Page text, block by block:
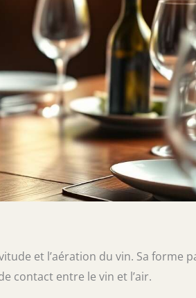
et l’aération du vin. Sa forme
contact entre le vin et l’air.